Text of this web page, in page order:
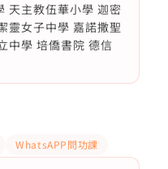
天主教伍華小學 迦密
靈女子中學 嘉諾撒聖
中學 培僑書院 德信
WhatsAPP問功課